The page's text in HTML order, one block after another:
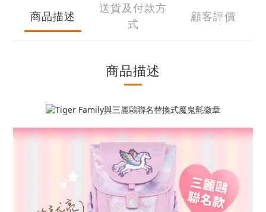
商品描述
送貨及付款方
式
顧客評價
商品描述